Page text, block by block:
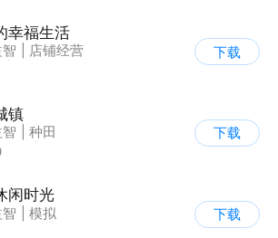
幸福生活
店铺经营
下载
镇
种田
活
下载
闲时光
模拟
下载